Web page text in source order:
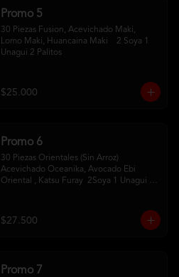
Promo 5
30 Piezas Fusion, Acevichado Maki,
Lomo Maki, Huancaina Maki    2 Soya 1
Unagui 2 Palitos
$25.000
Promo 6
30 Piezas Orientales (Sin Arroz)
Acevichado Oceanika, Avocado Ebi
Oriental , Katsu Furay  2Soya 1 Unagui 2
$27.500
Promo 7